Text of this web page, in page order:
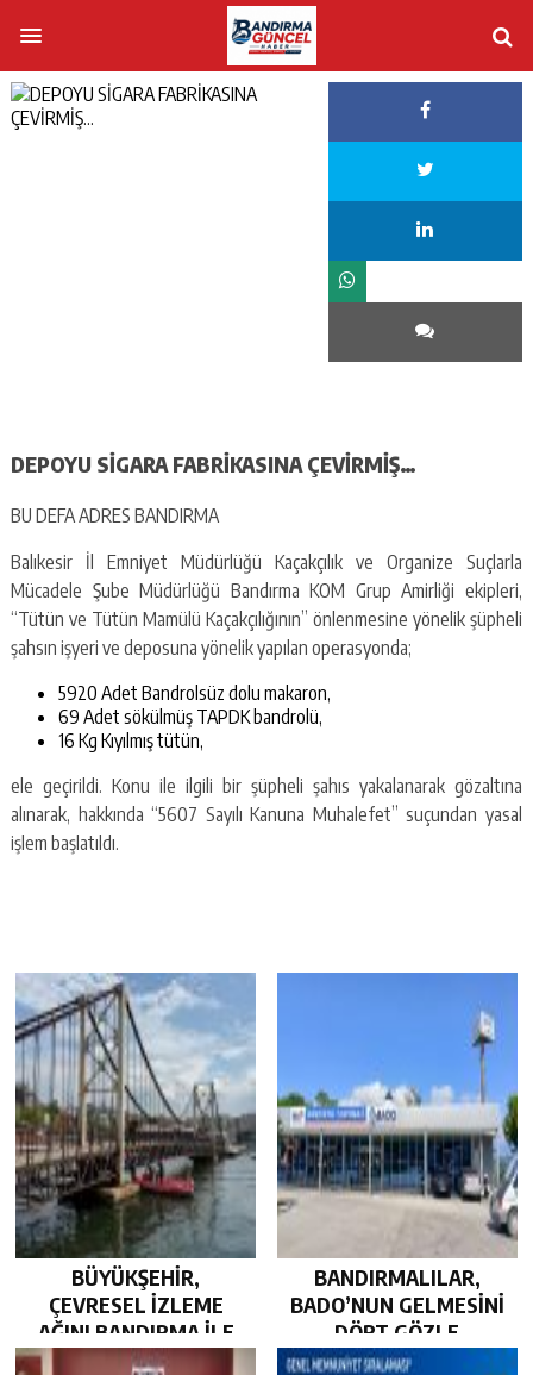
DEPOYU SİGARA FABRİKASINA ÇEVİRMİŞ…
BU DEFA ADRES BANDIRMA
Balıkesir İl Emniyet Müdürlüğü Kaçakçılık ve Organize Suçlarla
Mücadele Şube Müdürlüğü Bandırma KOM Grup Amirliği ekipleri,
“Tütün ve Tütün Mamülü Kaçakçılığının” önlenmesine yönelik şüpheli
şahsın işyeri ve deposuna yönelik yapılan operasyonda;
5920 Adet Bandrolsüz dolu makaron,
69 Adet sökülmüş TAPDK bandrolü,
16 Kg Kıyılmış tütün,
ele geçirildi. Konu ile ilgili bir şüpheli şahıs yakalanarak gözaltına
alınarak, hakkında “5607 Sayılı Kanuna Muhalefet” suçundan yasal
işlem başlatıldı.
BÜYÜKŞEHİR,
ÇEVRESEL İZLEME
AĞINI BANDIRMA İLE
GÜÇLENDİRDİ…
BANDIRMALILAR,
BADO’NUN GELMESİNİ
DÖRT GÖZLE
BEKLİYOR…